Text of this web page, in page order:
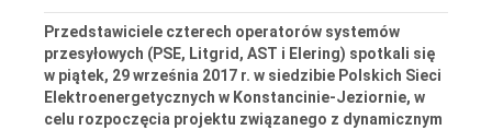
Przedstawiciele czterech operatorów systemów
przesyłowych (PSE, Litgrid, AST i Elering) spotkali się
w piątek, 29 września 2017 r. w siedzibie Polskich Sieci
Elektroenergetycznych w Konstancinie-Jeziornie, w
celu rozpoczęcia projektu związanego z dynamicznym